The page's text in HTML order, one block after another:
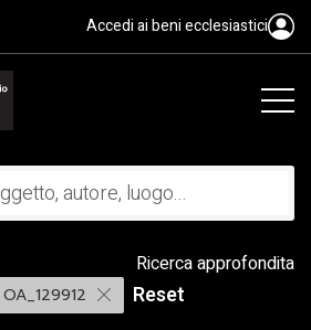
Accedi ai beni ecclesiastici
Ricerca approfondita
OA_129912 Reset